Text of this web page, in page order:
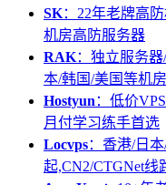
SK：22年老牌高
机房高防服务器
RAK：独立服务
本/韩国/美国等机房
Hostyun ：低价
月付学习练手首选
Locvps：香港/日
起,CN2/CTGNet线